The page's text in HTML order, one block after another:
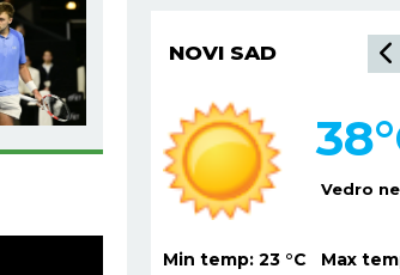
36°C
NOVI SAD
Vedro
38
Min temp: 23 °C Max